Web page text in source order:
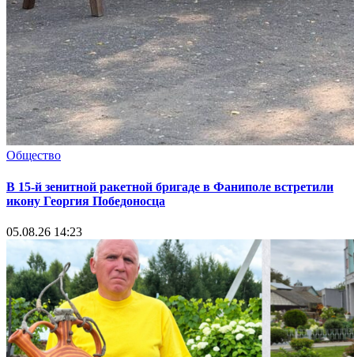
Общество
В 15-й зенитной ракетной бригаде в Фаниполе встретили
икону Георгия Победоносца
05.08.26 14:23